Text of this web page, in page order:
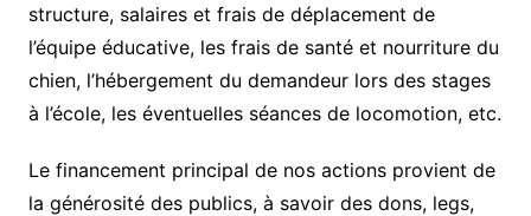
structure, salaires et frais de déplacement de
l’équipe éducative, les frais de santé et nourriture du
chien, l’hébergement du demandeur lors des stages
à l’école, les éventuelles séances de locomotion, etc.
Le financement principal de nos actions provient de
la générosité des publics, à savoir des dons, legs,